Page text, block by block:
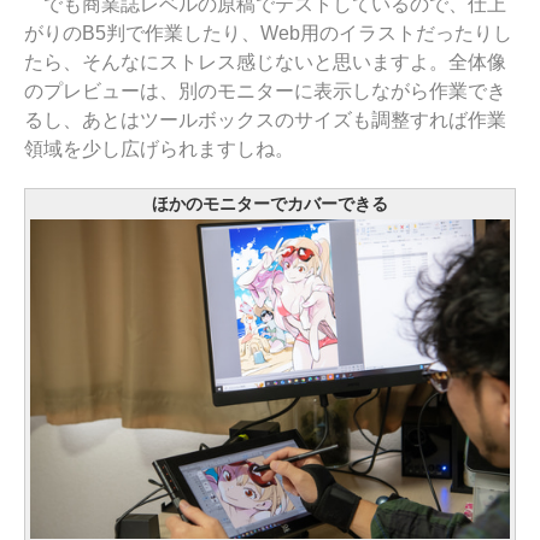
がりのB5判で作業したり、Web用のイラストだったりし
たら、そんなにストレス感じないと思いますよ。全体像
のプレビューは、別のモニターに表示しながら作業でき
るし、あとはツールボックスのサイズも調整すれば作業
領域を少し広げられますしね。
ほかのモニターでカバーできる